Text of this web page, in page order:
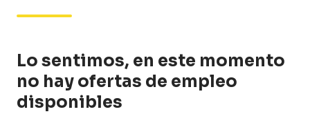
Lo sentimos, en este momento
no hay ofertas de empleo
disponibles